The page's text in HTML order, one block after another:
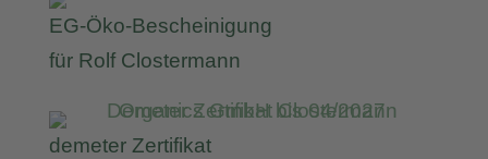
EG-Öko-Bescheinigung
für Rolf Clostermann
demeter Zertifikat